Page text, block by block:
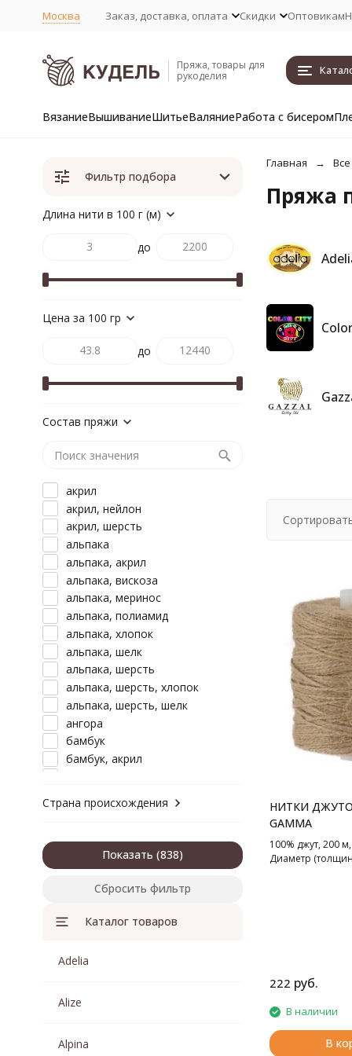
Москва Заказ, доставка, оплата Скидки Оптовикам
Пряжа, товары для
рукоделия
ВязаниеВышиваниеШитьеВаляниеРабота с бисером
Главная
Пряжа
НИТКИ
GAMMA
100% джут, 200
Диаметр
222 руб.
В наличии
В
Фильтр подбора
Длина нити в 100 г (м)
до
Цена за 100 гр
до
Состав пряжи
акрил
акрил, нейлон
акрил, шерсть
альпака
альпака, акрил
альпака, вискоза
альпака, меринос
альпака, полиамид
альпака, хлопок
альпака, шелк
альпака, шерсть
альпака, шерсть, хлопок
альпака, шерсть, шелк
ангора
бамбук
бамбук, акрил
вискоза, полиамид
вискоза, шерсть
джут
кашемир
кашемир, шерсть
лен
люрекс
микрополиэстер
Страна происхождения
Показать
Сбросить фильтр
Каталог товаров
Adelia
Alize
Alpina